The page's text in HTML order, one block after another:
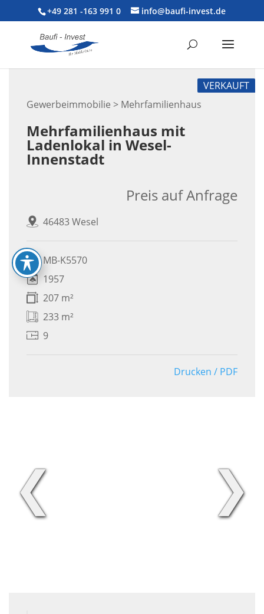
+49 281 -163 991 0 info@baufi-invest.de
Gewerbeimmobilie > Mehrfamilienhaus
VERKAUFT
Mehrfamilienhaus mit
Ladenlokal in Wesel-
Innenstadt
46483 Wesel
Preis auf Anfrage
MB-K5570
1957
207 m²
233 m²
9
Drucken / PDF
❮ ❯